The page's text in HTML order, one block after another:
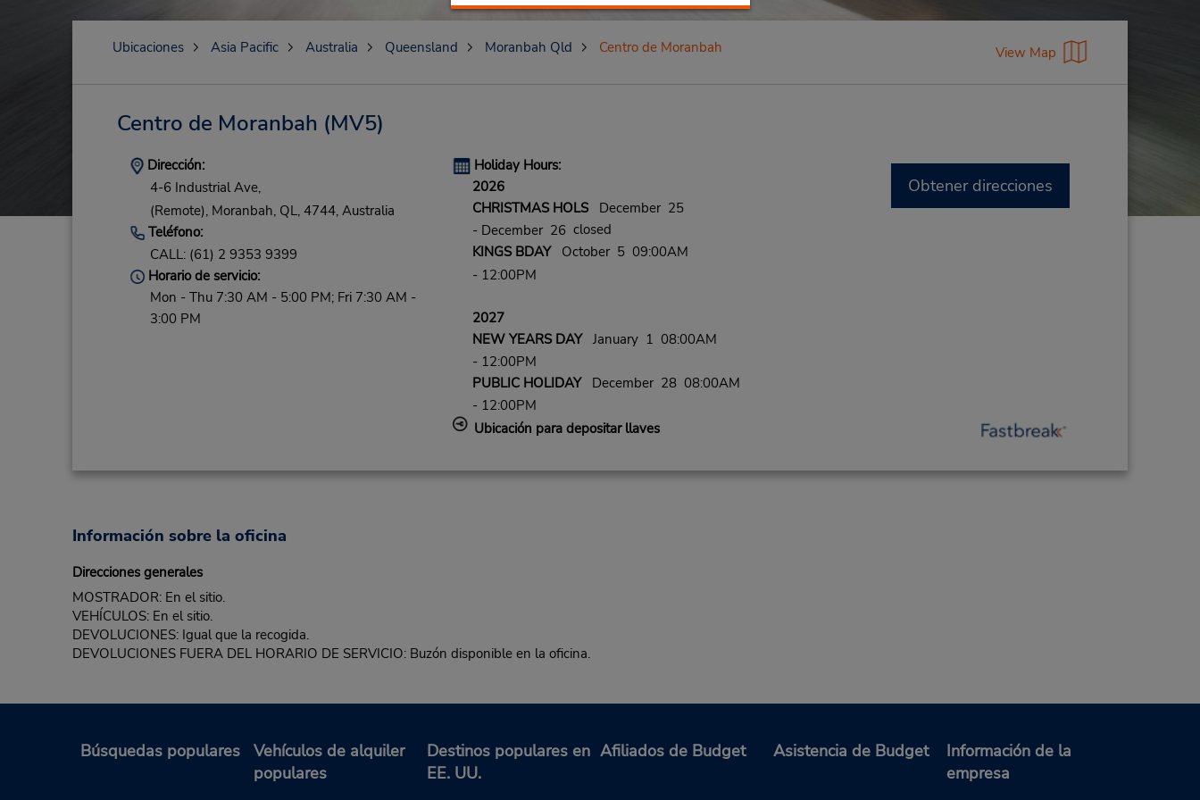
Ubicaciones Asia Pacific Australia Queensland Moranbah Qld Centro de Moranbah View Map
Centro de Moranbah (MV5)
Dirección:
4-6 Industrial Ave,
(Remote), Moranbah, QL, 4744, Australia
Teléfono:
CALL: (61) 2 9353 9399
Horario de servicio:
Mon - Thu 7:30 AM - 5:00 PM; Fri 7:30 AM -
3:00 PM
Holiday Hours:
2026
CHRISTMAS HOLSDecember 25
- December 26closed
KINGS BDAYOctober 5 09:00AM
- 12:00PM
2027
NEW YEARS DAYJanuary 1 08:00AM
- 12:00PM
PUBLIC HOLIDAYDecember 28 08:00AM
- 12:00PM
Ubicación para depositar llaves
Obtener direcciones
Información sobre la oficina
Direcciones generales
MOSTRADOR: En el sitio.
VEHÍCULOS: En el sitio.
DEVOLUCIONES: Igual que la recogida.
DEVOLUCIONES FUERA DEL HORARIO DE SERVICIO: Buzón disponible en la oficina.
Búsquedas populares
Vehículos de alquiler
populares
Destinos populares en
EE. UU.
Afiliados de Budget Asistencia de Budget
Información de la
empresa